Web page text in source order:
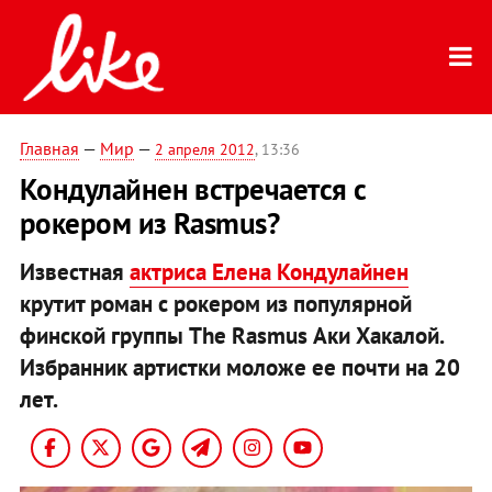
Главная — Мир — 2 апреля 2012, 13:36
Кондулайнен встречается с
рокером из Rasmus?
Известная актриса Елена Кондулайнен
крутит роман с рокером из популярной
финской группы The Rasmus Аки Хакалой.
Избранник артистки моложе ее почти на 20
лет.